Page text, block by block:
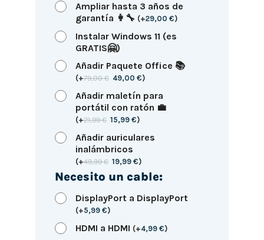
Ampliar hasta 3 años de
garantía 👩‍🔧 (+29,00 €)
Instalar Windows 11 (es
GRATIS🤗)
Añadir Paquete Office 📚
(+79,00€ 49,00€)
Añadir maletín para
portátil con ratón 💼
(+21,99€ 15,99€)
Añadir auriculares
inalámbricos
(+49,99€ 19,99€)
Necesito un cable:
DisplayPort a DisplayPort
(+5,99 €)
HDMI a HDMI (+4,99 €)